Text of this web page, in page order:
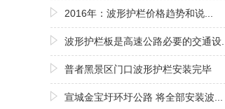
2016年：波形护栏价格趋势和说...
波形护栏板是高速公路必要的交通设...
普者黑景区门口波形护栏安装完毕
宣城金宝圩环圩公路 将全部安装波...